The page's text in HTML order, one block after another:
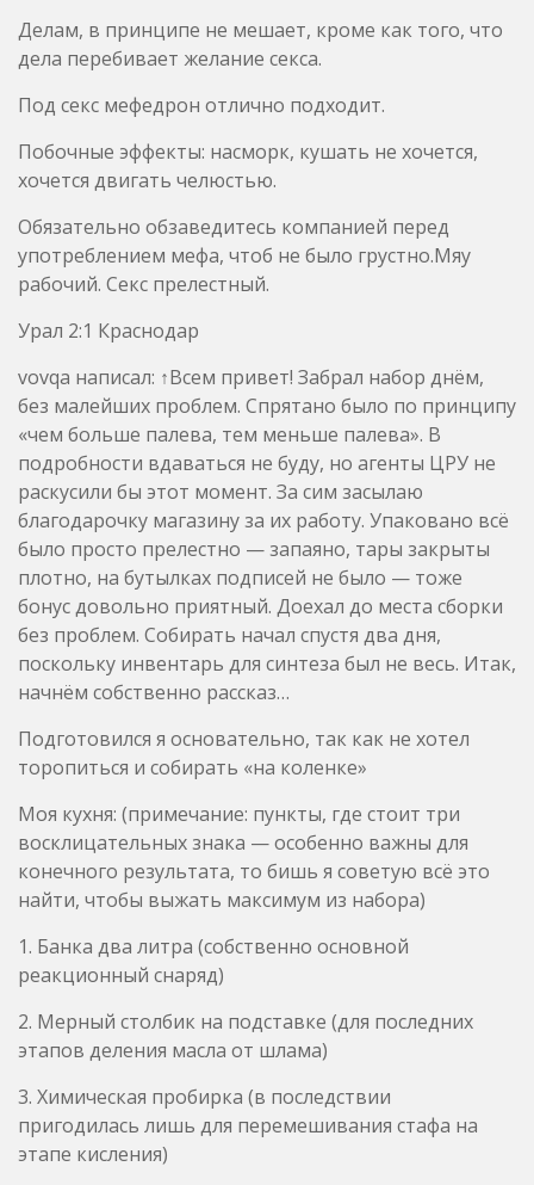
Делам, в принципе не мешает, кроме как того, что
дела перебивает желание секса.
Под секс мефедрон отлично подходит.
Побочные эффекты: насморк, кушать не хочется,
хочется двигать челюстью.
Обязательно обзаведитесь компанией перед
употреблением мефа, чтоб не было грустно.Мяу
рабочий. Секс прелестный.
Урал 2:1 Краснодар
vovqa написал: ↑Всем привет! Забрал набор днём,
без малейших проблем. Спрятано было по принципу
«чем больше палева, тем меньше палева». В
подробности вдаваться не буду, но агенты ЦРУ не
раскусили бы этот момент. За сим засылаю
благодарочку магазину за их работу. Упаковано всё
было просто прелестно — запаяно, тары закрыты
плотно, на бутылках подписей не было — тоже
бонус довольно приятный. Доехал до места сборки
без проблем. Собирать начал спустя два дня,
поскольку инвентарь для синтеза был не весь. Итак,
начнём собственно рассказ…
Подготовился я основательно, так как не хотел
торопиться и собирать «на коленке»
Моя кухня: (примечание: пункты, где стоит три
восклицательных знака — особенно важны для
конечного результата, то бишь я советую всё это
найти, чтобы выжать максимум из набора)
1. Банка два литра (собственно основной
реакционный снаряд)
2. Мерный столбик на подставке (для последних
этапов деления масла от шлама)
3. Химическая пробирка (в последствии
пригодилась лишь для перемешивания стафа на
этапе кисления)